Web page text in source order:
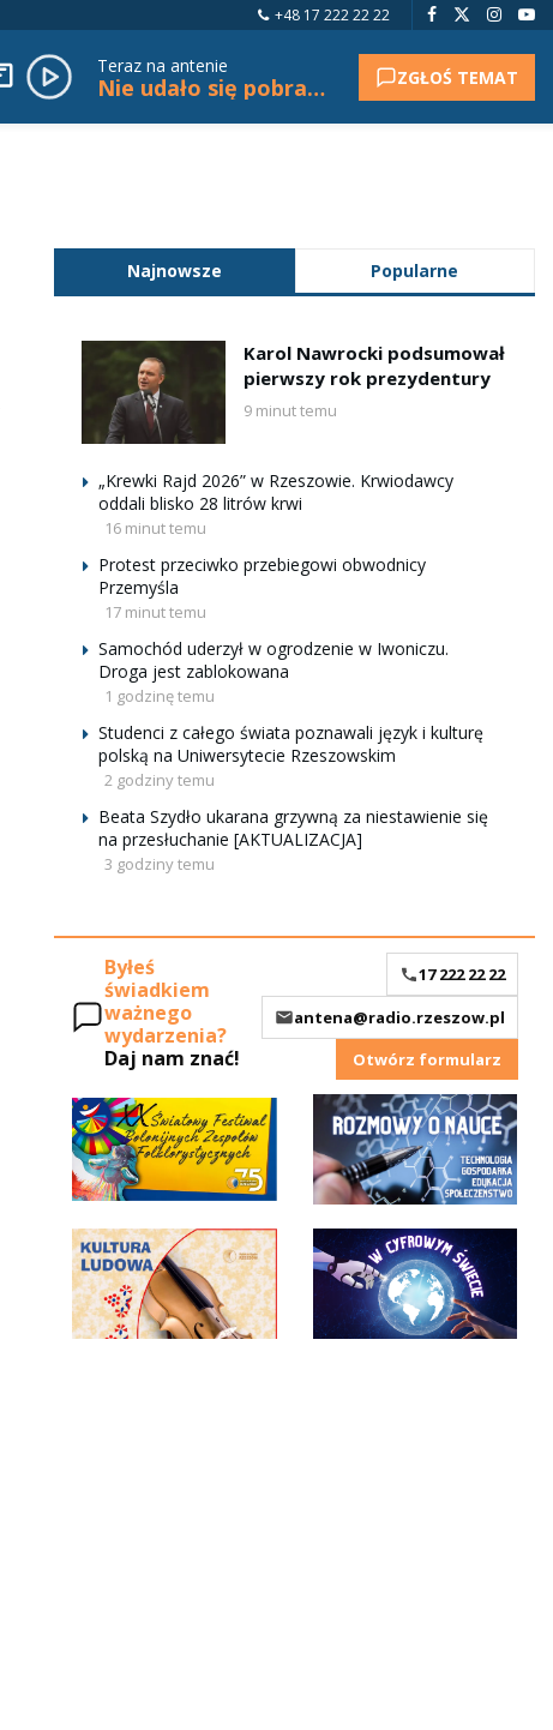
+48 17 222 22 22
Teraz na antenie
Nie udało się pobrać tytułu. ZGŁOŚ TEMAT
Najnowsze Popularne
Karol Nawrocki podsumował
pierwszy rok prezydentury
9 minut temu
„Krewki Rajd 2026” w Rzeszowie. Krwiodawcy
oddali blisko 28 litrów krwi
16 minut temu
Protest przeciwko przebiegowi obwodnicy
Przemyśla
17 minut temu
Samochód uderzył w ogrodzenie w Iwoniczu.
Droga jest zablokowana
1 godzinę temu
Studenci z całego świata poznawali język i kulturę
polską na Uniwersytecie Rzeszowskim
2 godziny temu
Beata Szydło ukarana grzywną za niestawienie się
na przesłuchanie [AKTUALIZACJA]
3 godziny temu
Byłeś
świadkiem
ważnego
wydarzenia?
Daj nam znać!
17 222 22 22
antena@radio.rzeszow.pl
Otwórz formularz